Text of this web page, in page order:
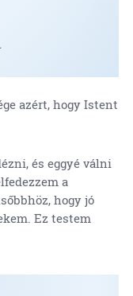
azért, hogy Istent
és eggyé válni
a
hogy jó
Ez testem